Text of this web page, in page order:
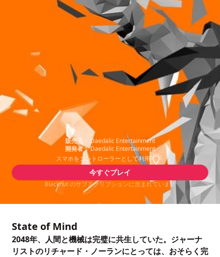
販売元： Daedalic Entertainment
開発者：Daedalic Entertainment
スマホをコントローラーとして利用
今すぐプレイ
Blacknut のサブスクリプションに含まれています
State of Mind
2048年、人間と機械は完璧に共生していた。ジャーナ
リストのリチャード・ノーランにとっては、おそらく完